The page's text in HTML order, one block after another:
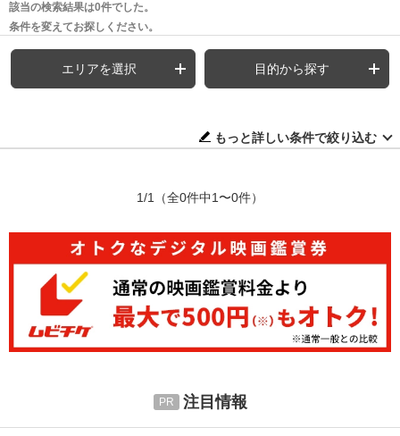
該当の検索結果は0件でした。
条件を変えてお探しください。
エリアを選択 目的から探す
もっと詳しい条件で絞り込む
1/1 （全0件中1〜0件）
注目情報